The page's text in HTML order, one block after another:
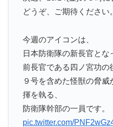
どうぞ、ご期待ください。
今週のアイコンは、
日本防衛隊の新長官とな
前長官である四ノ宮功の
９号を含めた怪獣の脅
揮を執る、
防衛隊幹部の一員です。
pic.twitter.com/